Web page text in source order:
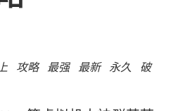
抗衡，本次我们在最